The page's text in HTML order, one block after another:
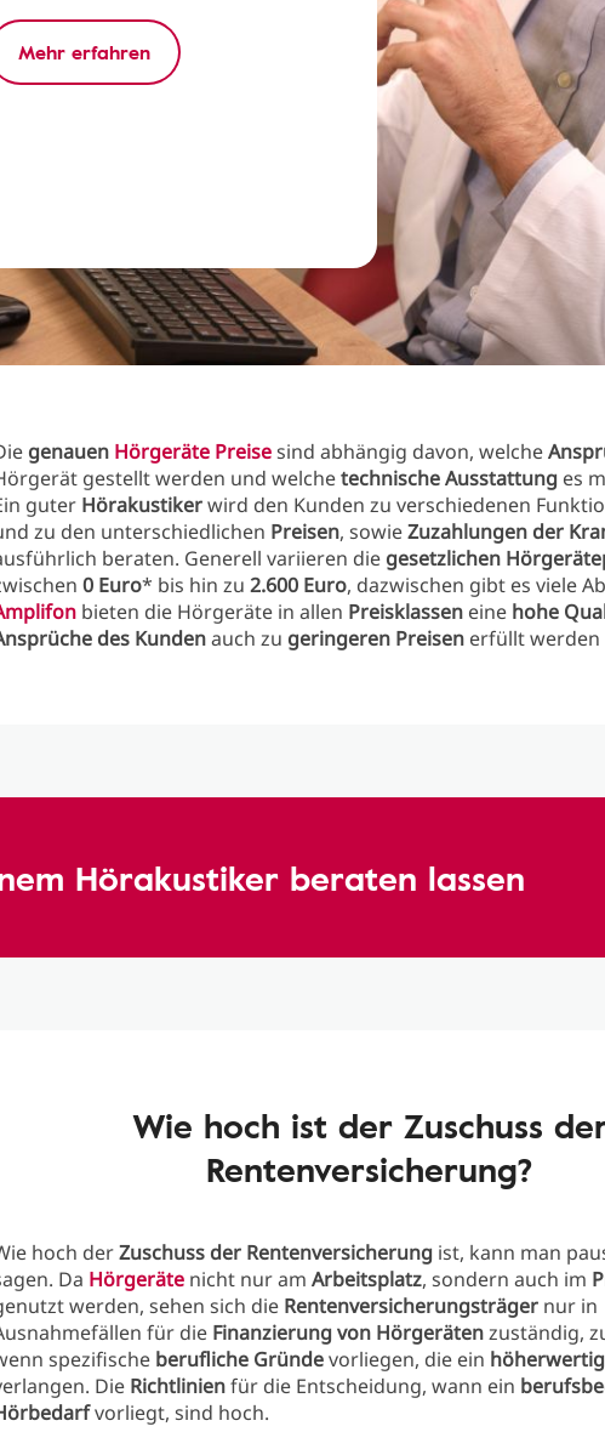
Mehr erfahren
genauen Hörgeräte Preisesind abhängig davon, welche
gestellt werden und welchetechnische Ausstattung es
guter Hörakustikerwird den Kunden zu verschiedenen
zu den unterschiedlichen Preisen, sowieZuzahlungen der
beraten. Generell variieren die gesetzlichen
0 Euro* bis hin zu 2.600 Euro, dazwischen gibt es viele
bieten die Hörgeräte in allen Preisklassen eine hohe
des Kundenauch zu geringeren Preisen erfüllt werden
Hörakustiker beraten lassen
Wie hoch ist der Zuschuss
Rentenversicherung?
hoch derZuschuss der Rentenversicherung ist, kann man
Da Hörgeräte nicht nur am Arbeitsplatz, sondern auch im
werden, sehen sich die Rentenversicherungsträger nur in
für die Finanzierung von Hörgerätenzuständig,
spezifische berufliche Gründevorliegen, die ein
Die Richtlinienfür die Entscheidung, wann ein
vorliegt, sind hoch.